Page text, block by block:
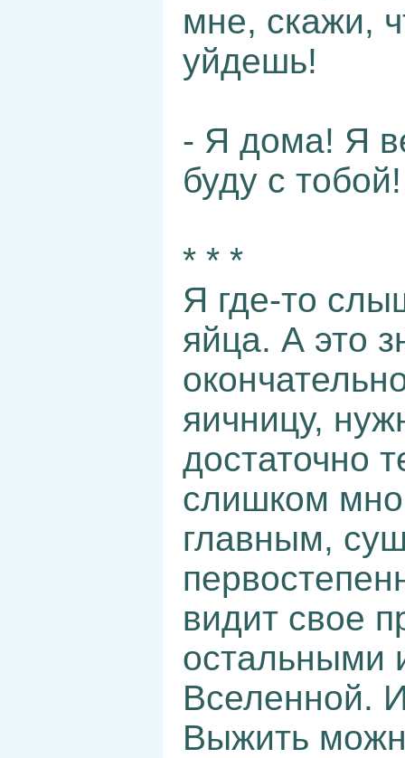
мне, скажи,
уйдешь!
- Я дома! Я
буду с тобой!
* * *
Я где-то
яйца. А это
яичницу,
достаточно
слишком
главным,
видит свое
остальными
Вселенной.
Выжить